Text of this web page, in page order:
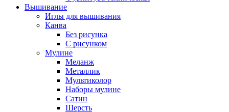
Вышивание
Иглы для вышивания
Канва
Без рисунка
С рисунком
Мулине
Меланж
Металлик
Мультиколор
Наборы мулине
Сатин
Шерсть